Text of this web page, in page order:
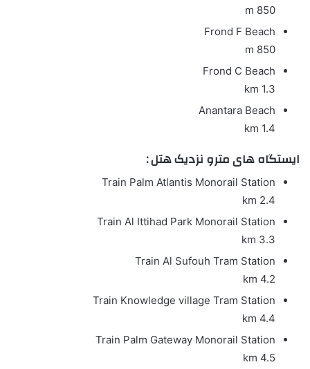
850 m
Frond F Beach
850 m
Frond C Beach
1.3 km
Anantara Beach
1.4 km
ایستگاه های مترو نزدیک هتل :
Train Palm Atlantis Monorail Station
2.4 km
Train Al Ittihad Park Monorail Station
3.3 km
Train Al Sufouh Tram Station
4.2 km
Train Knowledge village Tram Station
4.4 km
Train Palm Gateway Monorail Station
4.5 km